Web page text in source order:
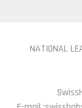
NATIONAL